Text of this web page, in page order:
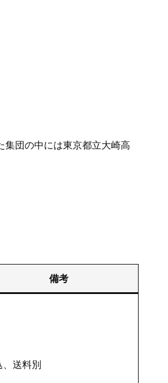
団の中には東京都立大崎高
備考
、送料別